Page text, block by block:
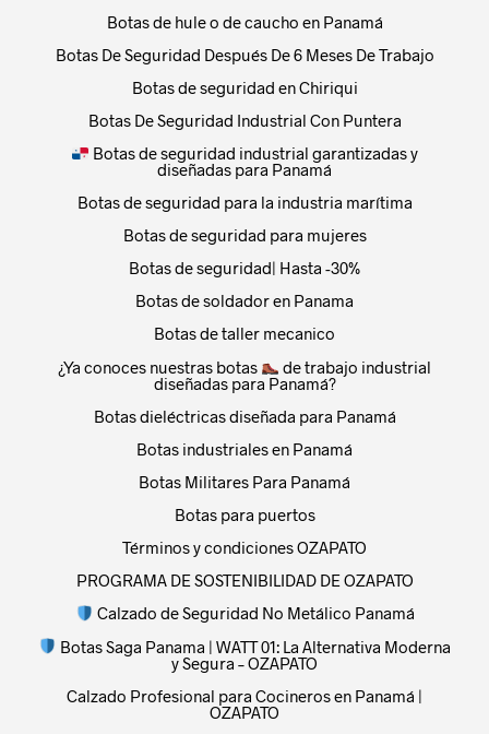
Botas de hule o de caucho en Panamá
Botas De Seguridad Después De 6 Meses De Trabajo
Botas de seguridad en Chiriqui
Botas De Seguridad Industrial Con Puntera
Botas de seguridad industrial garantizadas y
diseñadas para Panamá
Botas de seguridad para la industria marítima
Botas de seguridad para mujeres
Botas de seguridad| Hasta -30%
Botas de soldador en Panama
Botas de taller mecanico
¿Ya conoces nuestras botas
de trabajo industrial
diseñadas para Panamá?
Botas dieléctricas diseñada para Panamá
Botas industriales en Panamá
Botas Militares Para Panamá
Botas para puertos
Términos y condiciones OZAPATO
PROGRAMA DE SOSTENIBILIDAD DE OZAPATO
Calzado de Seguridad No Metálico Panamá
Botas Saga Panama | WATT 01: La Alternativa Moderna
y Segura – OZAPATO
Calzado Profesional para Cocineros en Panamá |
OZAPATO